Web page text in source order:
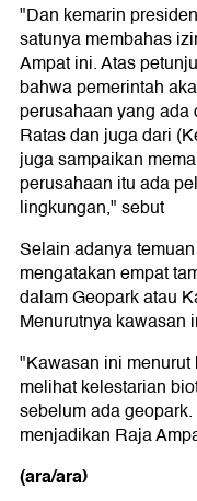
"Dan kemarin
satunya membahas
Ampat ini. Atas
bahwa pemerintah
perusahaan yang
Ratas dan juga dari
juga sampaikan
perusahaan itu ada
lingkungan," sebut
Selain adanya
mengatakan empat
dalam Geopark atau
Menurutnya kawasan
"Kawasan ini
melihat kelestarian
sebelum ada
menjadikan Raja
(ara/ara)